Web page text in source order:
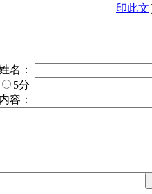
印此文
名：
5分
内容：